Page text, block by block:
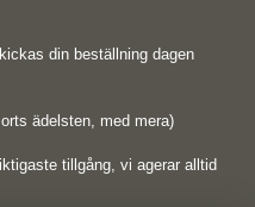
din beställning dagen
ädelsten, med mera)
tillgång, vi agerar alltid